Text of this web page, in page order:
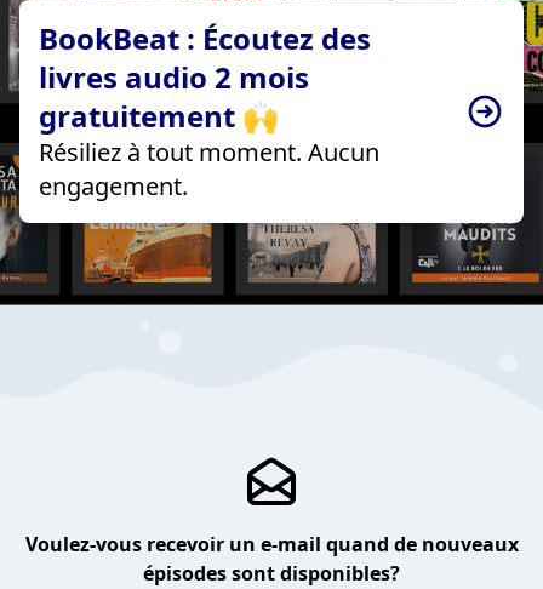
BookBeat : Écoutez des
livres audio 2 mois
gratuitement 🙌
Résiliez à tout moment. Aucun
engagement.
Voulez-vous recevoir un e-mail quand de nouveaux
épisodes sont disponibles?